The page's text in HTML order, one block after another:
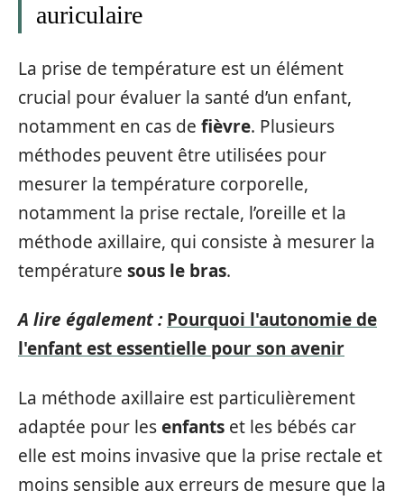
auriculaire
La prise de température est un élément
crucial pour évaluer la santé d’un enfant,
notamment en cas de fièvre. Plusieurs
méthodes peuvent être utilisées pour
mesurer la température corporelle,
notamment la prise rectale, l’oreille et la
méthode axillaire, qui consiste à mesurer la
température sous le bras.
A lire également : Pourquoi l'autonomie de
l'enfant est essentielle pour son avenir
La méthode axillaire est particulièrement
adaptée pour lesenfants et les bébés car
elle est moins invasive que la prise rectale et
moins sensible aux erreurs de mesure que la